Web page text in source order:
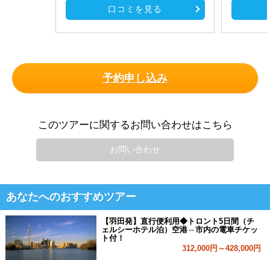
口コミを見る
予約申し込み
このツアーに関するお問い合わせはこちら
お問い合わせ
あなたへのおすすめツアー
【羽田発】直行便利用◆トロント5日間（チ
ェルシーホテル泊）空港⇔市内の電車チケッ
ト付！
312,000円～428,000円